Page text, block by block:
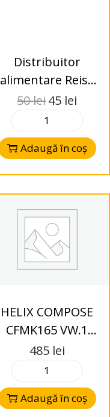
Distribuitor
alimentare Reiss
Audio RS-DB63, 1
intrare, 3 iesiri
50lei45 lei
Adaugă în coș
HELIX COMPOSE
CFMK165 VW.1
Inele adaptoare
pentru VW
485 lei
Adaugă în coș